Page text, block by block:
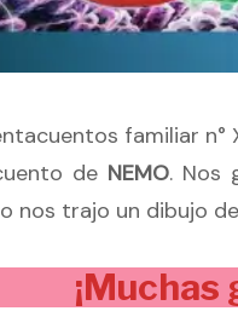
familiar n°
de NEMO. Nos
nos trajo un dibujo